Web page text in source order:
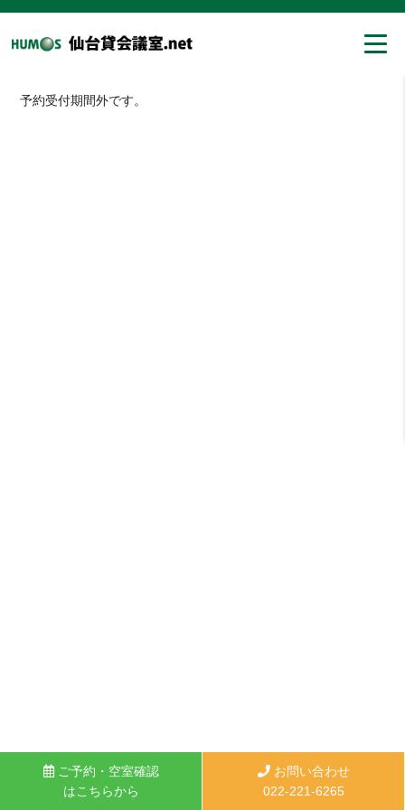
ご予約・空室確認
はこちらから
お問い合わせ
022-221-6265
予約受付期間外です。